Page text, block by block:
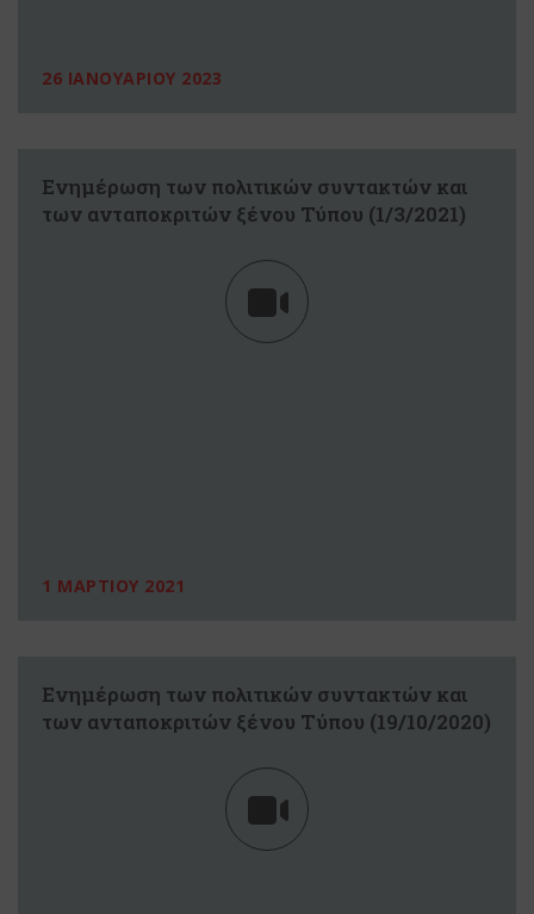
26 ΙΑΝΟΥΑΡΙΟΥ 2023
Eνημέρωση των πολιτικών συντακτών και
των ανταποκριτών ξένου Τύπου (1/3/2021)
1 ΜΑΡΤΙΟΥ 2021
Eνημέρωση των πολιτικών συντακτών και
των ανταποκριτών ξένου Tύπου (19/10/2020)